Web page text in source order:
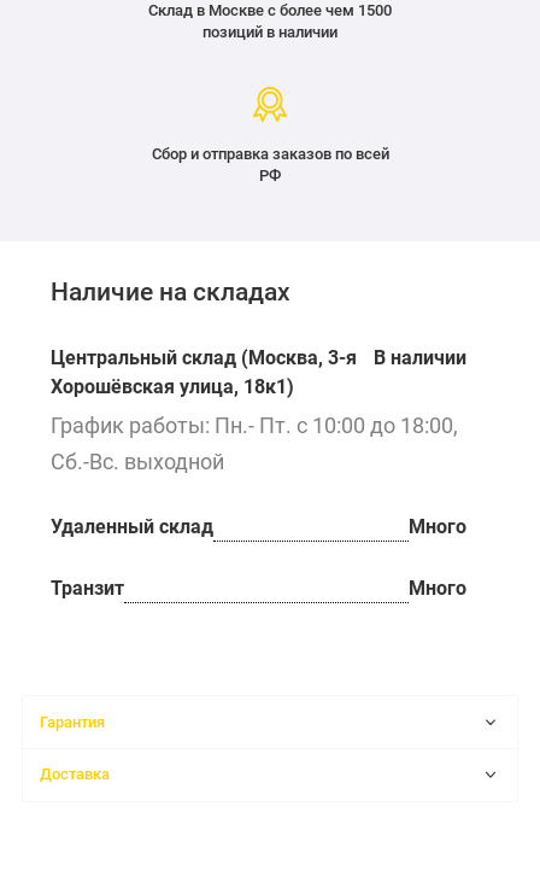
Склад в Москве с более чем 1500
позиций в наличии
Сбор и отправка заказов по всей
РФ
Наличие на складах
Центральный склад (Москва, 3-я
Хорошёвская улица, 18к1)
В наличии
График работы: Пн.- Пт. с 10:00 до 18:00,
Сб.-Вс. выходной
Удаленный склад Много
Транзит Много
Гарантия
Доставка